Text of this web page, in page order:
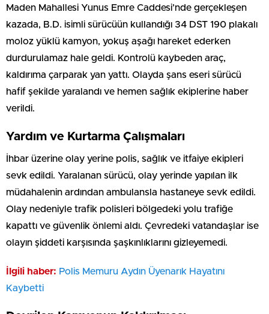
Maden Mahallesi Yunus Emre Caddesi’nde gerçekleşen
kazada, B.D. isimli sürücüün kullandığı 34 DST 190 plakalı
moloz yüklü kamyon, yokuş aşağı hareket ederken
durdurulamaz hale geldi. Kontrolü kaybeden araç,
kaldırıma çarparak yan yattı. Olayda şans eseri sürücü
hafif şekilde yaralandı ve hemen sağlık ekiplerine haber
verildi.
Yardım ve Kurtarma Çalışmaları
İhbar üzerine olay yerine polis, sağlık ve itfaiye ekipleri
sevk edildi. Yaralanan sürücü, olay yerinde yapılan ilk
müdahalenin ardından ambulansla hastaneye sevk edildi.
Olay nedeniyle trafik polisleri bölgedeki yolu trafiğe
kapattı ve güvenlik önlemi aldı. Çevredeki vatandaşlar ise
olayın şiddeti karşısında şaşkınlıklarını gizleyemedi.
İlgili haber: Polis Memuru Aydın Üyenarık Hayatını
Kaybetti